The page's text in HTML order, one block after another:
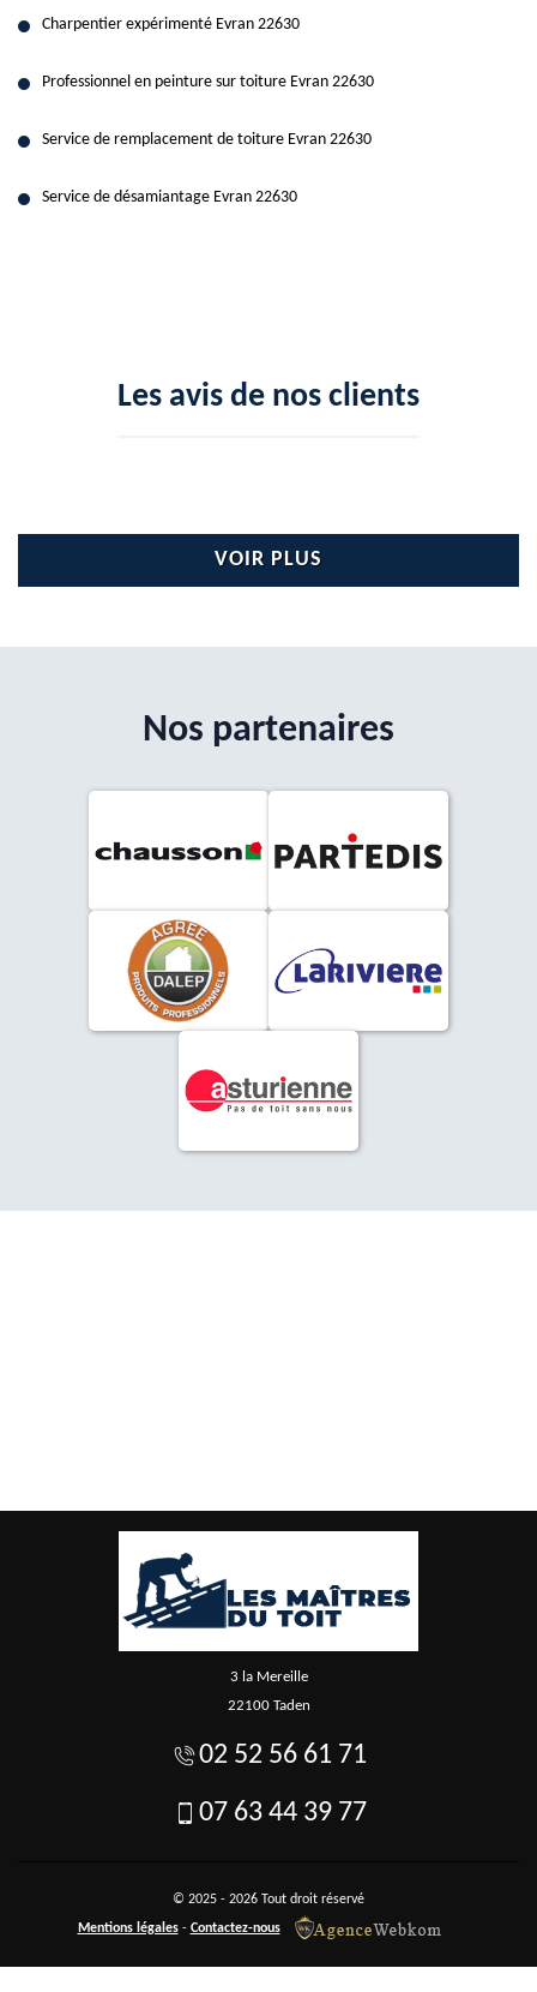
Charpentier expérimenté Evran 22630
Professionnel en peinture sur toiture Evran 22630
Service de remplacement de toiture Evran 22630
Service de désamiantage Evran 22630
Les avis de nos clients
VOIR PLUS
Nos partenaires
3 la Mereille
22100 Taden
02 52 56 61 71
07 63 44 39 77
© 2025 - 2026 Tout droit réservé
Mentions légales- Contactez-nous